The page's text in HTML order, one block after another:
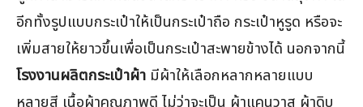
อีกทั้งรูปแบบกระเป๋าให้เป็นกระเป๋าถือ กระเป๋าหูรูด หรือจะ
เพิ่มสายให้ยาวขึ้นเพื่อเป็นกระเป๋าสะพายข้างได้ นอกจากนี้
โรงงานผลิตกระเป๋าผ้า มีผ้าให้เลือกหลากหลายแบบ
หลายสี เนื้อผ้าคุณภาพดี ไม่ว่าจะเป็น ผ้าแคนวาส ผ้าดิบ